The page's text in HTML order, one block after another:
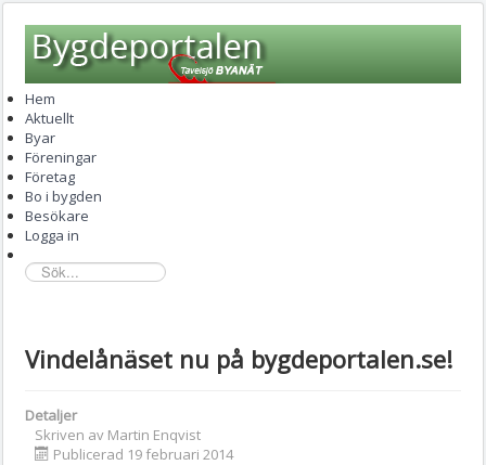
Hem
Aktuellt
Byar
Föreningar
Företag
Bo i bygden
Besökare
Logga in
sök...
Vindelånäset nu på bygdeportalen.se!
Detaljer
Skriven av Martin Enqvist
Publicerad 19 februari 2014